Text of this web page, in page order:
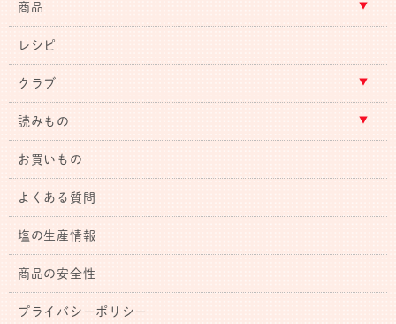
商品
レシピ
クラブ
読みもの
お買いもの
よくある質問
塩の生産情報
商品の安全性
プライバシーポリシー